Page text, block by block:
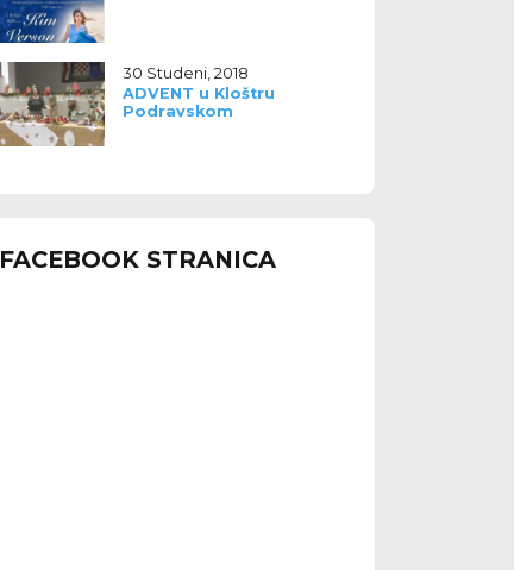
30 Studeni, 2018
ADVENT u Kloštru
Podravskom
FACEBOOK STRANICA